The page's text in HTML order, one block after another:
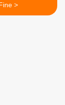
Fine >